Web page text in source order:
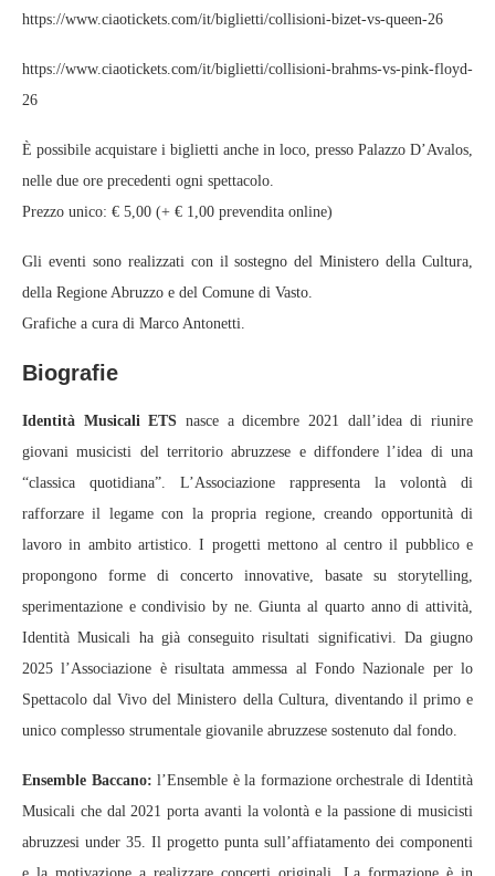
https://www.ciaotickets.com/it/biglietti/collisioni-bizet-vs-queen-26
https://www.ciaotickets.com/it/biglietti/collisioni-brahms-vs-pink-floyd-
26
È possibile acquistare i biglietti anche in loco, presso Palazzo D’Avalos,
nelle due ore precedenti ogni spettacolo.
Prezzo unico: € 5,00 (+ € 1,00 prevendita online)
Gli eventi sono realizzati con il sostegno del Ministero della Cultura,
della Regione Abruzzo e del Comune di Vasto.
Grafiche a cura di Marco Antonetti.
Biografie
Identità Musicali ETS nasce a dicembre 2021 dall’idea di riunire
giovani musicisti del territorio abruzzese e diffondere l’idea di una
“classica quotidiana”. L’Associazione rappresenta la volontà di
rafforzare il legame con la propria regione, creando opportunità di
lavoro in ambito artistico. I progetti mettono al centro il pubblico e
propongono forme di concerto innovative, basate su storytelling,
sperimentazione e condivisio by ne. Giunta al quarto anno di attività,
Identità Musicali ha già conseguito risultati significativi. Da giugno
2025 l’Associazione è risultata ammessa al Fondo Nazionale per lo
Spettacolo dal Vivo del Ministero della Cultura, diventando il primo e
unico complesso strumentale giovanile abruzzese sostenuto dal fondo.
Ensemble Baccano: l’Ensemble è la formazione orchestrale di Identità
Musicali che dal 2021 porta avanti la volontà e la passione di musicisti
abruzzesi under 35. Il progetto punta sull’affiatamento dei componenti